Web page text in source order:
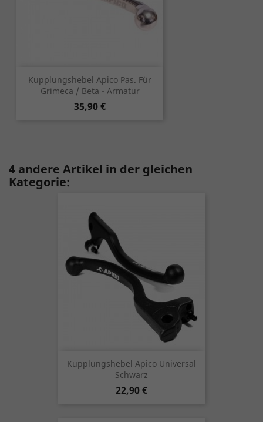
Kupplungshebel Apico Pas. Für
Grimeca / Beta - Armatur
Preis
35,90 €
4 andere Artikel in der gleichen
Kategorie:
Kupplungshebel Apico Universal
Schwarz
Preis
22,90 €